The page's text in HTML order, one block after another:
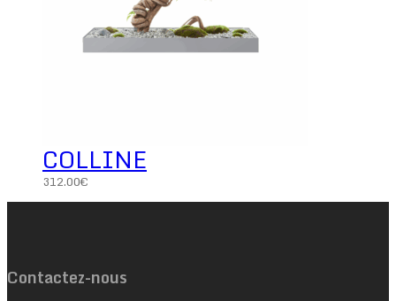
COLLINE
312.00€
Contactez-nous